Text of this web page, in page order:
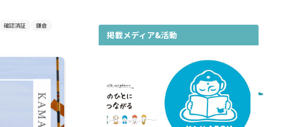
確認済証 鎌倉
掲載メディア&活動